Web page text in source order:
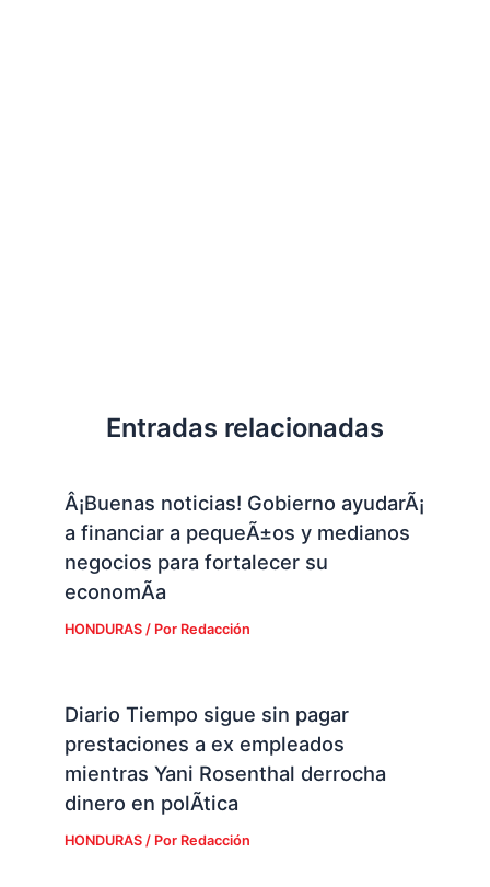
Entradas relacionadas
Â¡Buenas noticias! Gobierno ayudarÃ¡
a financiar a pequeÃ±os y medianos
negocios para fortalecer su
economÃ­a
HONDURAS/ Por Redacción
Diario Tiempo sigue sin pagar
prestaciones a ex empleados
mientras Yani Rosenthal derrocha
dinero en polÃ­tica
HONDURAS/ Por Redacción